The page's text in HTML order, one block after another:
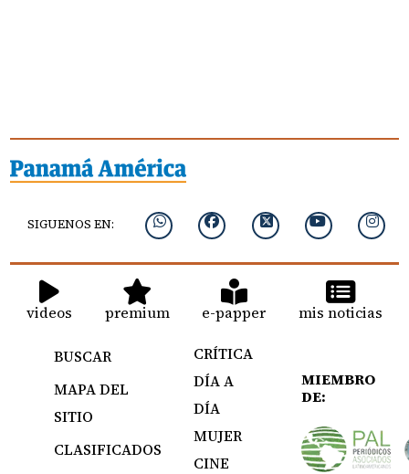
SIGUENOS EN:
videos premium e-papper mis noticias
BUSCAR
MAPA DEL
SITIO
CLASIFICADOS
CRÍTICA
DÍA A
DÍA
MUJER
CINE
MIEMBRO
DE: